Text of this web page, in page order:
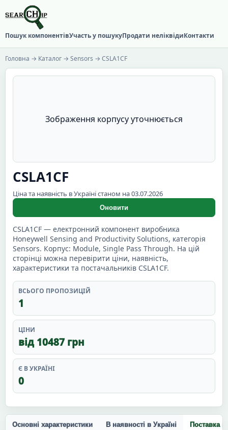
Пошук компонентівУчасть у пошукуПродати неліквідиКонтакти
Головна → Каталог → Sensors → CSLA1CF
Зображення корпусу уточнюється
CSLA1CF
Ціна та наявність в Україні станом на 03.07.2026
Оновити
CSLA1CF — електронний компонент виробника
Honeywell Sensing and Productivity Solutions, категорія
Sensors. Корпус: Module, Single Pass Through. На цій
сторінці можна перевірити ціни, наявність,
характеристики та постачальників CSLA1CF.
ВСЬОГО ПРОПОЗИЦІЙ
1
ЦІНИ
від 10487 грн
Є В УКРАЇНІ
0
Основні характеристики В наявності в Україні Поставка